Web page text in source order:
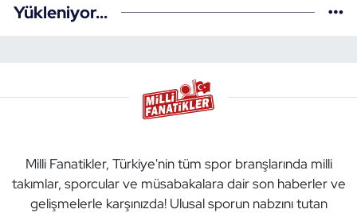
Yükleniyor...
Milli Fanatikler, Türkiye'nin tüm spor branşlarında milli
takımlar, sporcular ve müsabakalara dair son haberler ve
gelişmelerle karşınızda! Ulusal sporun nabzını tutan